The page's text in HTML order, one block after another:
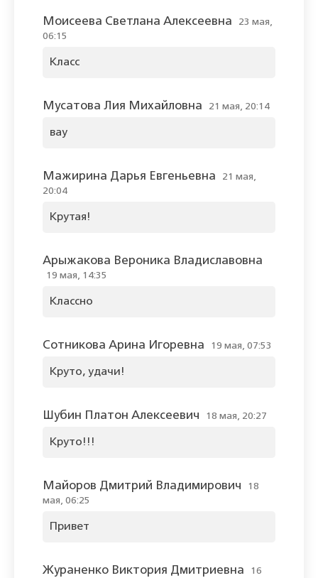
Моисеева Светлана Алексеевна
23 мая,
06:15
Класс
Мусатова Лия Михайловна 21 мая, 20:14
вау
Мажирина Дарья Евгеньевна
21 мая,
20:04
Крутая!
Арыжакова Вероника Владиславовна
19 мая, 14:35
Классно
Сотникова Арина Игоревна 19 мая, 07:53
Круто, удачи!
Шубин Платон Алексеевич 18 мая, 20:27
Круто!!!
Майоров Дмитрий Владимирович
18
мая, 06:25
Привет
Жураненко Виктория Дмитриевна
16